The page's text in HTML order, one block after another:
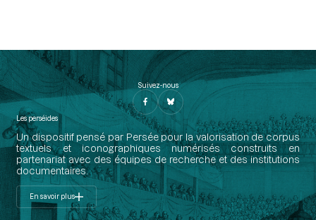
Suivez-nous
Les perséides
Un dispositif pensé par Persée pour la valorisation de corpus
textuels et iconographiques numérisés construits en
partenariat avec des équipes de recherche et des institutions
documentaires.
En savoir plus